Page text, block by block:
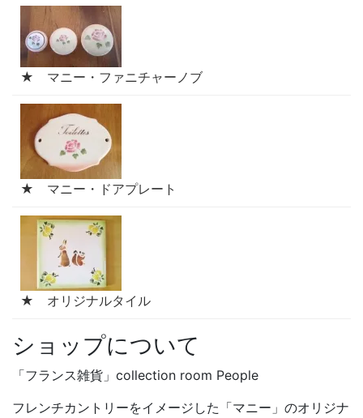
★ マニー・ファニチャーノブ
★ マニー・ドアプレート
★ オリジナルタイル
ショップについて
「フランス雑貨」collection room People
フレンチカントリーをイメージした「マニー」のオリジナ